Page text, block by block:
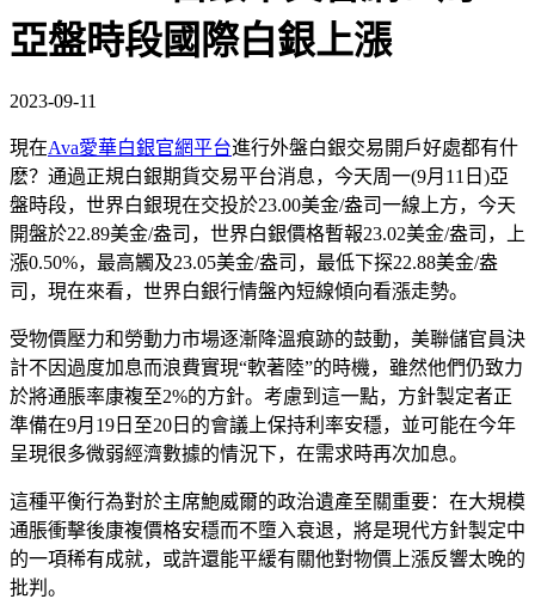
亞盤時段國際白銀上漲
2023-09-11
現在Ava愛華白銀官網平台進行外盤白銀交易開戶好處都有什
麽？通過正規白銀期貨交易平台消息，今天周一(9月11日)亞
盤時段，世界白銀現在交投於23.00美金/盎司一線上方，今天
開盤於22.89美金/盎司，世界白銀價格暫報23.02美金/盎司，上
漲0.50%，最高觸及23.05美金/盎司，最低下探22.88美金/盎
司，現在來看，世界白銀行情盤內短線傾向看漲走勢。
受物價壓力和勞動力市場逐漸降溫痕跡的鼓動，美聯儲官員決
計不因過度加息而浪費實現“軟著陸”的時機，雖然他們仍致力
於將通脹率康複至2%的方針。考慮到這一點，方針製定者正
準備在9月19日至20日的會議上保持利率安穩，並可能在今年
呈現很多微弱經濟數據的情況下，在需求時再次加息。
這種平衡行為對於主席鮑威爾的政治遺產至關重要：在大規模
通脹衝擊後康複價格安穩而不墮入衰退，將是現代方針製定中
的一項稀有成就，或許還能平緩有關他對物價上漲反響太晚的
批判。